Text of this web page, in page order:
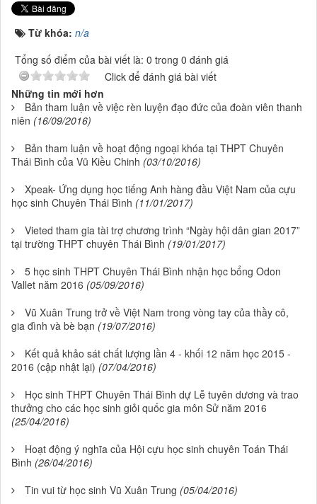
Từ khóa: n/a
Tổng số điểm của bài viết là: 0 trong 0 đánh giá
Click để đánh giá bài viết
Những tin mới hơn
Bản tham luận về việc rèn luyện đạo đức của đoàn viên thanh
niên (16/09/2016)
Bản tham luận về hoạt động ngoại khóa tại THPT Chuyên
Thái Bình của Vũ Kiều Chinh (03/10/2016)
Xpeak- Ứng dụng học tiếng Anh hàng đầu Việt Nam của cựu
học sinh Chuyên Thái Bình (11/01/2017)
Vieted tham gia tài trợ chương trình “Ngày hội dân gian 2017”
tại trường THPT chuyên Thái Bình (19/01/2017)
5 học sinh THPT Chuyên Thái Bình nhận học bổng Odon
Vallet năm 2016 (05/09/2016)
Vũ Xuân Trung trở về Việt Nam trong vòng tay của thầy cô,
gia đình và bè bạn (19/07/2016)
Kết quả khảo sát chất lượng lần 4 - khối 12 năm học 2015 -
2016 (cập nhật lại) (07/04/2016)
Học sinh THPT Chuyên Thái Bình dự Lễ tuyên dương và trao
thưởng cho các học sinh giỏi quốc gia môn Sử năm 2016
(25/04/2016)
Hoạt động ý nghĩa của Hội cựu học sinh chuyên Toán Thái
Bình (26/04/2016)
Tin vui từ học sinh Vũ Xuân Trung (05/04/2016)